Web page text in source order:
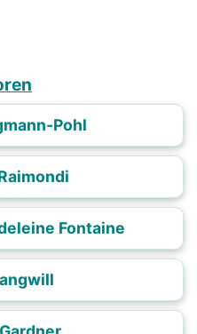
Pohl
Fontaine